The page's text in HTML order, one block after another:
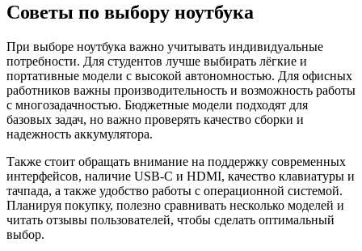
Советы по выбору ноутбука
При выборе ноутбука важно учитывать индивидуальные
потребности. Для студентов лучше выбирать лёгкие и
портативные модели с высокой автономностью. Для офисных
работников важны производительность и возможность работы
с многозадачностью. Бюджетные модели подходят для
базовых задач, но важно проверять качество сборки и
надежность аккумулятора.
Также стоит обращать внимание на поддержку современных
интерфейсов, наличие USB-C и HDMI, качество клавиатуры и
тачпада, а также удобство работы с операционной системой.
Планируя покупку, полезно сравнивать несколько моделей и
читать отзывы пользователей, чтобы сделать оптимальный
выбор.